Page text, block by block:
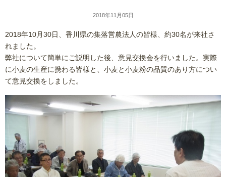
2018年11月05日
2018年10月30日、香川県の集落営農法人の皆様、約30名が来社さ
れました。
弊社について簡単にご説明した後、意見交換会を行いました。実際
に小麦の生産に携わる皆様と、小麦と小麦粉の品質のあり方につい
て意見交換をしました。